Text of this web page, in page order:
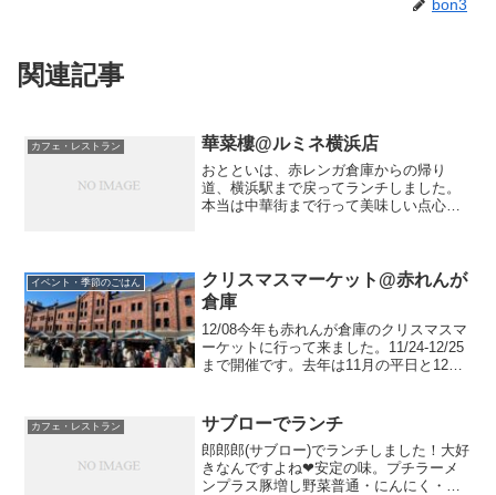
bon3
関連記事
カフェ・レストラン 華菜樓@ルミネ横浜店
おとといは、赤レンガ倉庫からの帰り
道、横浜駅まで戻ってランチしました。
本当は中華街まで行って美味しい点心と
っていたので、ホエー豚を...
イベント・季節のごはん
クリスマスマーケット@赤れんが
倉庫
12/08今年も赤れんが倉庫のクリスマスマ
ーケットに行って来ました。11/24-12/25
まで開催です。去年は11月の平日と12月
いるようです。入場口アプリをダウン
ロ...
カフェ・レストラン サブローでランチ
郎郎郎(サブロー)でランチしました！大好
きなんですよね❤︎安定の味。プチラーメ
ンプラス豚増し野菜普通・にんにく・脂